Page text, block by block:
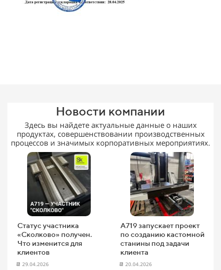
Новости компании
Здесь вы найдете актуальные данные о наших
продуктах, совершенствовании производственных
процессов и значимых корпоративных мероприятиях.
Статус участника
«Сколково» получен.
Что изменится для
клиентов
📆 29.04.2026
А719 запускает проект
по созданию кастомной
станины под задачи
клиента
📆 20.04.2026